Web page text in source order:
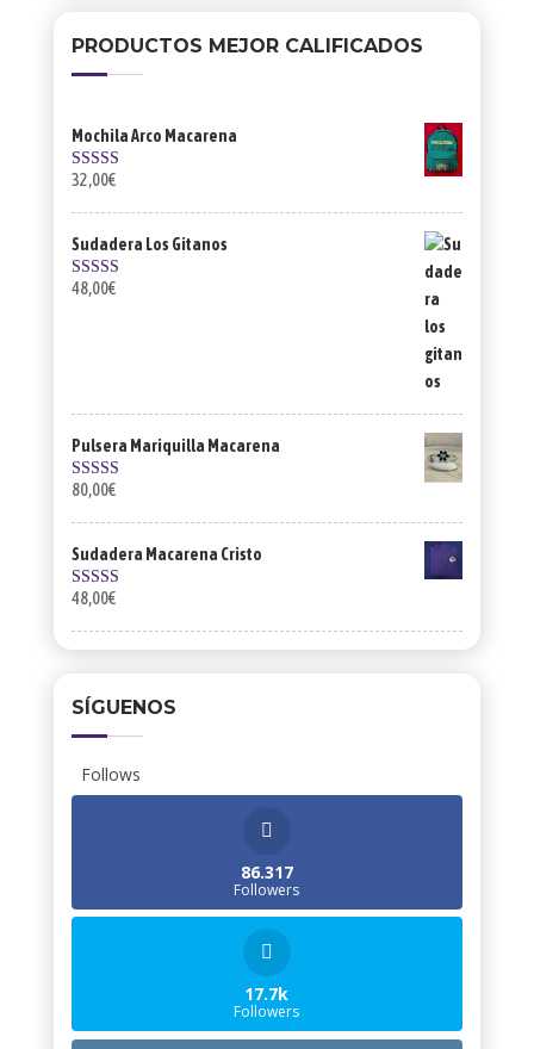
PRODUCTOS MEJOR CALIFICADOS
Mochila Arco Macarena
Valorado con
32,00€
Sudadera Los Gitanos
Valorado con
48,00€
Pulsera Mariquilla Macarena
Valorado con
80,00€
Sudadera Macarena Cristo
Valorado con
48,00€
SÍGUENOS
Follows
86.317
Followers
17.7k
Followers